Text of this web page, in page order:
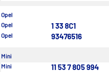
Opel
Opel
1 33 8C1
Opel 93476516
Mini
Mini
11 53 7 805 994